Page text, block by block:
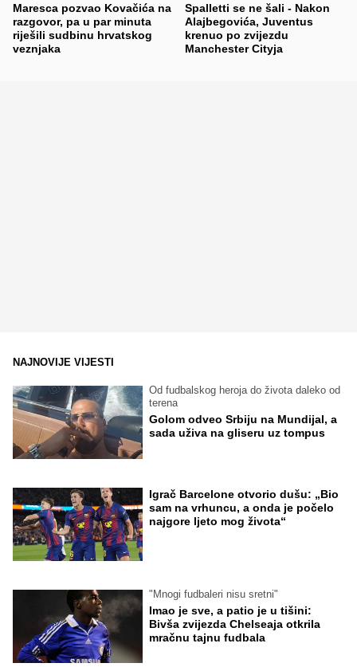
Maresca pozvao Kovačića na
razgovor, pa u par minuta
riješili sudbinu hrvatskog
veznjaka
Spalletti se ne šali - Nakon
Alajbegovića, Juventus
krenuo po zvijezdu
Manchester Cityja
NAJNOVIJE VIJESTI
Od fudbalskog heroja do života daleko od
terena
Golom odveo Srbiju na Mundijal, a
sada uživa na gliseru uz tompus
Igrač Barcelone otvorio dušu: „Bio
sam na vrhuncu, a onda je počelo
najgore ljeto mog života“
"Mnogi fudbaleri nisu sretni"
Imao je sve, a patio je u tišini:
Bivša zvijezda Chelseaja otkrila
mračnu tajnu fudbala